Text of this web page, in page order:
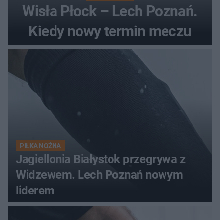
Wisła Płock – Lech Poznań.
Kiedy nowy termin meczu
PIŁKA NOŻNA
Jagiellonia Białystok przegrywa z
Widzewem. Lech Poznań nowym
liderem